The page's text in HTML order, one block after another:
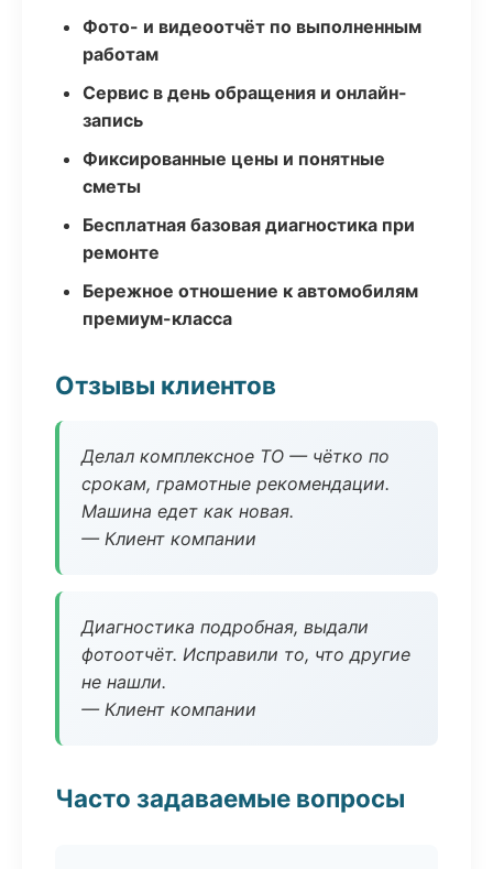
Фото- и видеоотчёт по выполненным
работам
Сервис в день обращения и онлайн-
запись
Фиксированные цены и понятные
сметы
Бесплатная базовая диагностика при
ремонте
Бережное отношение к автомобилям
премиум-класса
Отзывы клиентов
Делал комплексное ТО — чётко по
срокам, грамотные рекомендации.
Машина едет как новая.
— Клиент компании
Диагностика подробная, выдали
фотоотчёт. Исправили то, что другие
не нашли.
— Клиент компании
Часто задаваемые вопросы